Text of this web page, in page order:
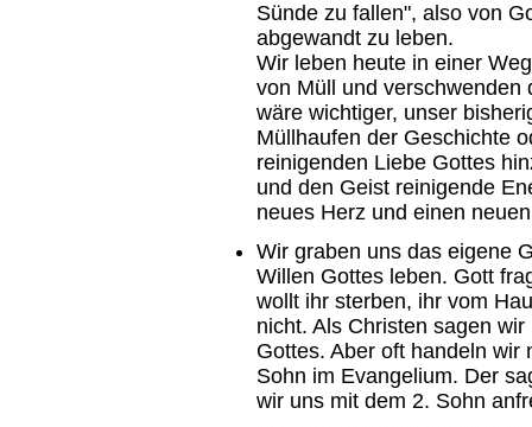
Sünde zu fallen", also von
abgewandt zu leben.
Wir leben heute in einer
von Müll und verschwenden
wäre wichtiger, unser
Müllhaufen der Geschichte
reinigenden Liebe Gottes
und den Geist reinigende
neues Herz und einen
Wir graben uns das eigene
Willen Gottes leben. Gott
wollt ihr sterben, ihr vom
nicht. Als Christen sagen
Gottes. Aber oft handeln wir
Sohn im Evangelium. Der
wir uns mit dem 2. Sohn